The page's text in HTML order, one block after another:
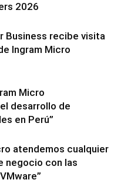
2026
Business recibe visita
Ingram Micro
Micro
desarrollo de
en Perú”
atendemos cualquier
negocio con las